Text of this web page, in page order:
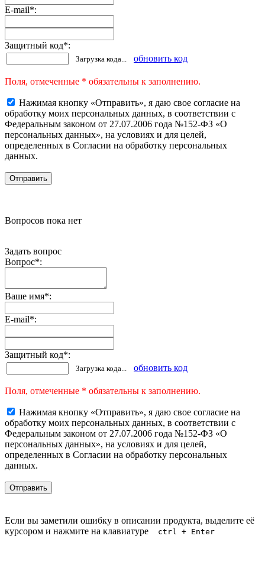
E-mail*:
Защитный код*:
Загрузка кода... обновить код
Поля, отмеченные * обязательны к заполнению.
Нажимая кнопку «Отправить», я даю свое согласие на
обработку моих персональных данных, в соответствии с
Федеральным законом от 27.07.2006 года №152-ФЗ «О
персональных данных», на условиях и для целей,
определенных в Согласии на обработку персональных
данных.
Вопросов пока нет
Задать вопрос
Вопрос*:
Ваше имя*:
E-mail*:
Защитный код*:
Загрузка кода... обновить код
Поля, отмеченные * обязательны к заполнению.
Нажимая кнопку «Отправить», я даю свое согласие на
обработку моих персональных данных, в соответствии с
Федеральным законом от 27.07.2006 года №152-ФЗ «О
персональных данных», на условиях и для целей,
определенных в Согласии на обработку персональных
данных.
Если вы заметили ошибку в описании продукта, выделите её
курсором и нажмите на клавиатуре
ctrl + Enter